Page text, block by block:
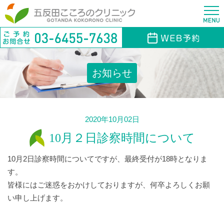
お知らせ
2020年10月02日
10月２日診察時間について
10月2日診察時間についてですが、最終受付が18時となりま
す。
皆様にはご迷惑をおかけしておりますが、何卒よろしくお願
い申し上げます。